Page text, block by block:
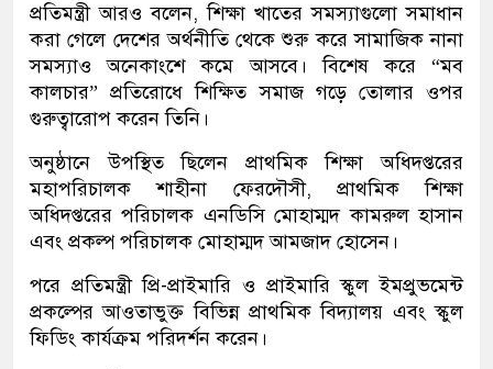
প্রতিমন্ত্রী আরও বলেন, শিক্ষা খাতের সমস্যাগুলো সমাধান
করা গেলে দেশের অর্থনীতি থেকে শুরু করে সামাজিক নানা
সমস্যাও অনেকাংশে কমে আসবে। বিশেষ করে “মব
কালচার” প্রতিরোধে শিক্ষিত সমাজ গড়ে তোলার ওপর
গুরুত্বারোপ করেন তিনি।
অনুষ্ঠানে উপস্থিত ছিলেন প্রাথমিক শিক্ষা অধিদপ্তরের
মহাপরিচালক শাহীনা ফেরদৌসী, প্রাথমিক শিক্ষা
অধিদপ্তরের পরিচালক এনডিসি মোহাম্মদ কামরুল হাসান
এবং প্রকল্প পরিচালক মোহাম্মদ আমজাদ হোসেন।
পরে প্রতিমন্ত্রী প্রি-প্রাইমারি ও প্রাইমারি স্কুল ইমপ্রুভমেন্ট
প্রকল্পের আওতাভুক্ত বিভিন্ন প্রাথমিক বিদ্যালয় এবং স্কুল
ফিডিং কার্যক্রম পরিদর্শন করেন।